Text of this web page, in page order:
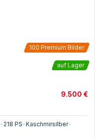
100 Premium Bilder
auf Lager
9.500 €
• 218 PS•Kaschmirsilber•